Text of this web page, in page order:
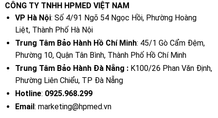
CÔNG TY TNHH HPMED VIỆT NAM
VP Hà Nội: Số 4/91 Ngõ 54 Ngọc Hồi, Phường Hoàng
Liệt, Thành Phố Hà Nội
Trung Tâm Bảo Hành Hồ Chí Minh: 45/1 Gò Cẩm Đệm,
Phường 10, Quận Tân Bình, Thành Phố Hồ Chí Minh
Trung Tâm Bảo Hành Đà Nẵng :K100/26 Phan Văn Định,
Phường Liên Chiểu, TP Đà Nẵng
Hotline: 0925.968.299
Email: marketing@hpmed.vn